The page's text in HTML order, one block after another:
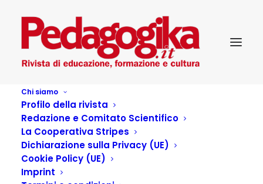
Chi siamo
Profilo della rivista
Redazione e Comitato Scientifico
La Cooperativa Stripes
Dichiarazione sulla Privacy (UE)
Cookie Policy (UE)
Imprint
Autore:Emilia Restiglian